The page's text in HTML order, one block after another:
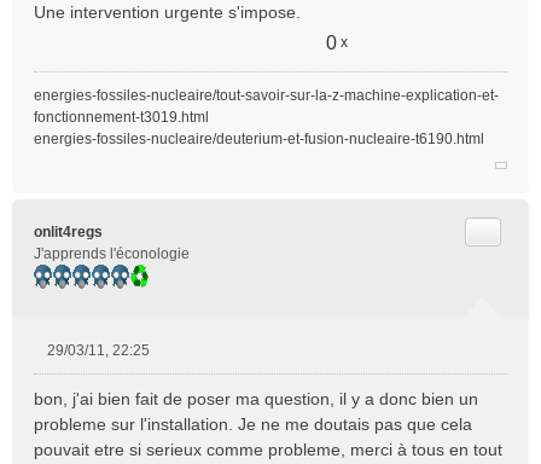
g
o
n
l
u
Une intervention urgente s'impose.
0 x
energies-fossiles-nucleaire/tout-savoir-sur-la-z-machine-explication-et-
fonctionnement-t3019.html
energies-fossiles-nucleaire/deuterium-et-fusion-nucleaire-t6190.html
onlit4regs
J'apprends l'éconologie
s
s
a
29/03/11, 22:25
bon, j'ai bien fait de poser ma question, il y a donc bien un
probleme sur l'installation. Je ne me doutais pas que cela
pouvait etre si serieux comme probleme, merci à tous en tout